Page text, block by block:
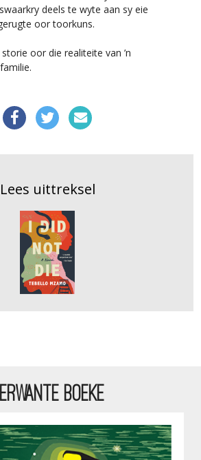
deels te wyte aan sy eie
oor toorkuns.
storie oor die realiteite van ’n
Lees uittreksel
BOEKE